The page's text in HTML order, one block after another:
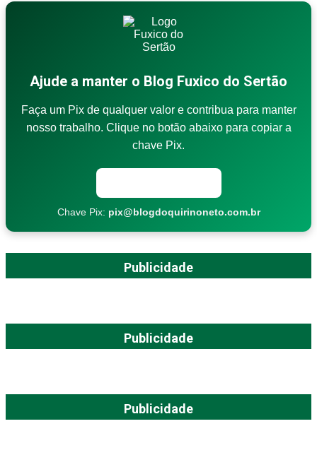
Ajude a manter o Blog Fuxico do Sertão
Faça um Pix de qualquer valor e contribua para manter
nosso trabalho. Clique no botão abaixo para copiar a
chave Pix.
Chave Pix: pix@blogdoquirinoneto.com.br
Publicidade
Publicidade
Publicidade